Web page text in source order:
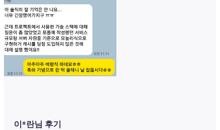
이*란님 후기